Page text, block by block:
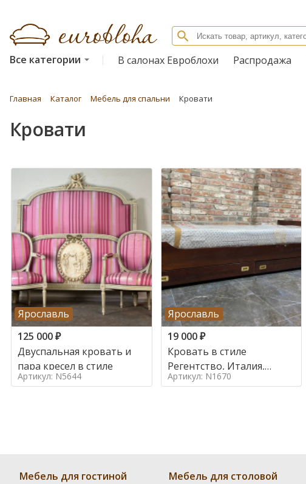
Все категории В салонах Евроблохи Распродажа
Главная Каталог Мебель для спальни Кровати
Кровати
Ярославль
125 000₽
Двуспальная кровать и
пара кресел в стиле
Артикул: N5644
Ярославль
19 000₽
Кровать в стиле
Регентство, Италия,
Середина 20 века
Артикул: N1670
Мебель для гостиной Мебель для столовой